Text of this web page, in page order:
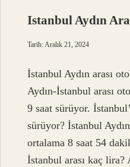
Istanbul Aydın
Tarih: Aralık 21, 2024
İstanbul Aydın arası
Aydın-İstanbul arası
9 saat sürüyor.
sürüyor? İstanbul
ortalama 8 saat 54
İstanbul arası kaç lira?